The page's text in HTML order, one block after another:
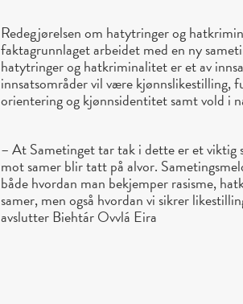
Redegjørelsen om hatytringer og
faktagrunnlaget arbeidet med en ny
hatytringer og hatkriminalitet er et av
innsatsområder vil være kjønnslikestilling,
orientering og kjønnsidentitet samt vold i
– At Sametinget tar tak i dette er et viktig
mot samer blir tatt på alvor.
både hvordan man bekjemper rasisme,
samer, men også hvordan vi sikrer
avslutter Biehtár Ovvlá Eira